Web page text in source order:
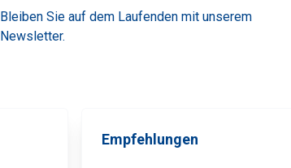
Bleiben Sie auf dem Laufenden mit unserem
Newsletter.
Empfehlungen